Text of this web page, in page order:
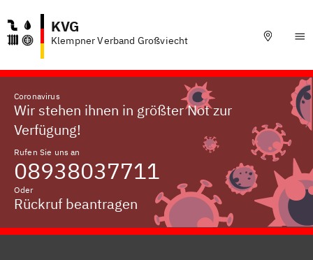
KVG
Klempner Verband Großviecht
Coronavirus
Wir stehen ihnen in größter Not zur
Verfügung!
Rufen Sie uns an
08938037711
Oder
Rückruf beantragen